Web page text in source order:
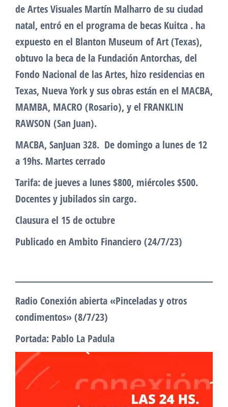
de Artes Visuales Martín Malharro de su ciudad
natal, entró en el programa de becas Kuitca . ha
expuesto en el Blanton Museum of Art (Texas),
obtuvo la beca de la Fundación Antorchas, del
Fondo Nacional de las Artes, hizo residencias en
Texas, Nueva York y sus obras están en el MACBA,
MAMBA, MACRO (Rosario), y el FRANKLIN
RAWSON (San Juan).
MACBA, SanJuan 328. De domingo a lunes de 12
a 19hs. Martes cerrado
Tarifa: de jueves a lunes $800, miércoles $500.
Docentes y jubilados sin cargo.
Clausura el 15 de octubre
Publicado en Ambito Financiero (24/7/23)
Radio Conexión abierta «Pinceladas y otros
condimentos» (8/7/23)
Portada: Pablo La Padula